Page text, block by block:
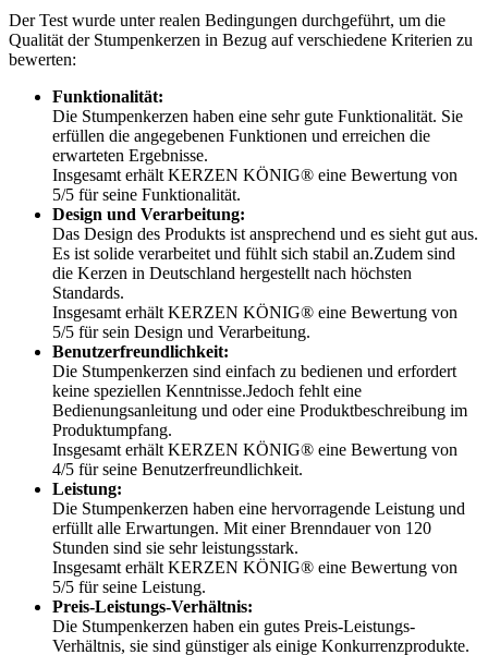
Der Test wurde unter realen Bedingungen durchgeführt, um die
Qualität der Stumpenkerzen in Bezug auf verschiedene Kriterien zu
bewerten:
Funktionalität:
Die Stumpenkerzen haben eine sehr gute Funktionalität. Sie
erfüllen die angegebenen Funktionen und erreichen die
erwarteten Ergebnisse.
Insgesamt erhält KERZEN KÖNIG® eine Bewertung von
5/5 für seine Funktionalität.
Design und Verarbeitung:
Das Design des Produkts ist ansprechend und es sieht gut aus.
Es ist solide verarbeitet und fühlt sich stabil an.Zudem sind
die Kerzen in Deutschland hergestellt nach höchsten
Standards.
Insgesamt erhält KERZEN KÖNIG® eine Bewertung von
5/5 für sein Design und Verarbeitung.
Benutzerfreundlichkeit:
Die Stumpenkerzen sind einfach zu bedienen und erfordert
keine speziellen Kenntnisse.Jedoch fehlt eine
Bedienungsanleitung und oder eine Produktbeschreibung im
Produktumpfang.
Insgesamt erhält KERZEN KÖNIG® eine Bewertung von
4/5 für seine Benutzerfreundlichkeit.
Leistung:
Die Stumpenkerzen haben eine hervorragende Leistung und
erfüllt alle Erwartungen. Mit einer Brenndauer von 120
Stunden sind sie sehr leistungsstark.
Insgesamt erhält KERZEN KÖNIG® eine Bewertung von
5/5 für seine Leistung.
Preis-Leistungs-Verhältnis:
Die Stumpenkerzen haben ein gutes Preis-Leistungs-
Verhältnis, sie sind günstiger als einige Konkurrenzprodukte.